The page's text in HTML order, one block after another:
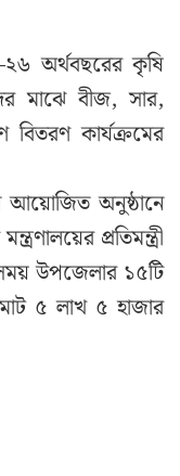
অর্থবছরের কৃষি
মাঝে বীজ, সার,
কার্যক্রমের
আয়োজিত অনুষ্ঠানে
প্রতিমন্ত্রী
উপজেলার ১৫টি
৫ লাখ ৫ হাজার